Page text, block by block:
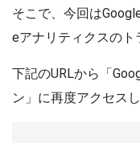
そこで、今回は
eアナリティクスのト
下記のURLから「
ン」に再度アクセス